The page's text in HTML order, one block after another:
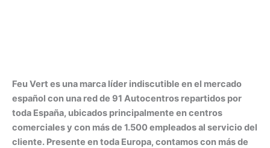
Feu Vert es una marca líder indiscutible en el mercado
español con una red de 91 Autocentros repartidos por
toda España, ubicados principalmente en centros
comerciales y con más de 1.500 empleados al servicio del
cliente. Presente en toda Europa, contamos con más de